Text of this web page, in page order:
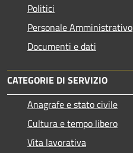
Politici
Personale Amministrativo
Documenti e dati
CATEGORIE DI SERVIZIO
Anagrafe e stato civile
Cultura e tempo libero
Vita lavorativa